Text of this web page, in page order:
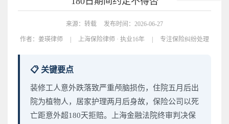
来源：转载 发布时间：2026-06-27
作者： 姜瑛律师 | 上海保险律师 · 执业16年 | 专注保险纠纷处理
📋 关键要点
装修工人意外跌落致严重颅脑损伤，住院五月后出
院为植物人，居家护理两月后身故，保险公司以死
亡距意外超180天拒赔。上海金融法院终审判决保